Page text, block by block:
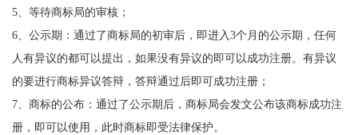
5、等待商标局的审核；
6、公示期：通过了商标局的初审后，即进入3个月的公示期，任何
人有异议的都可以提出，如果没有异议的即可以成功注册。有异议
的要进行商标异议答辩，答辩通过后即可成功注册；
7、商标的公布：通过了公示期后，商标局会发文公布该商标成功注
册，即可以使用，此时商标即受法律保护。